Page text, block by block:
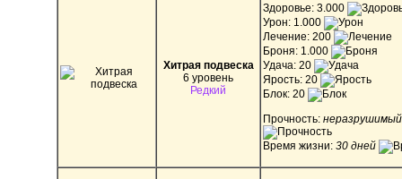
Хитрая подвеска
6 уровень
Редкий
Здоровье: 3.000
Урон: 1.000
Лечение: 200
Броня: 1.000
Удача: 20
Ярость: 20
Блок: 20
Прочность: неразрушимый
Время жизни: 30 дней